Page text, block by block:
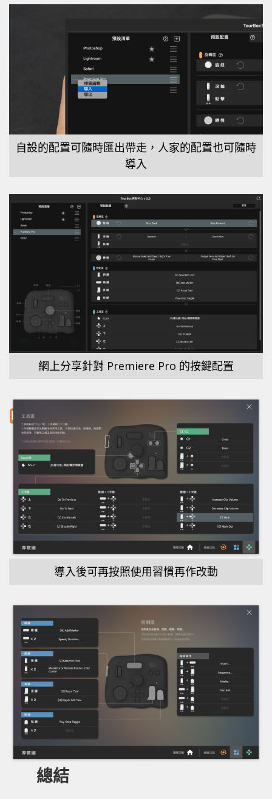
自設的配置可隨時匯出帶走，人家的配置也可隨時
導入
網上分享針對 Premiere Pro 的按鍵配置
導入後可再按照使用習慣再作改動
總結